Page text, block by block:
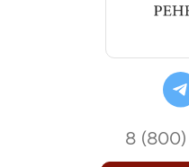
8 (800)